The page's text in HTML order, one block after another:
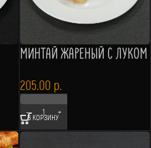
МИНТАЙ ЖАРЕНЫЙ С ЛУКОМ
205.00 р.
В КОРЗИНУ